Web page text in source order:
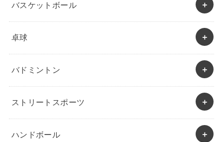
バスケットボール
卓球
バドミントン
ストリートスポーツ
ハンドボール